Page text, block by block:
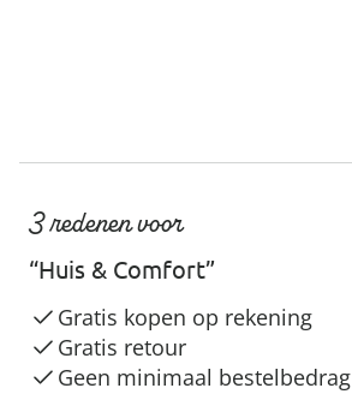
3 redenen voor
“Huis & Comfort”
Gratis kopen op rekening
Gratis retour
Geen minimaal bestelbedrag